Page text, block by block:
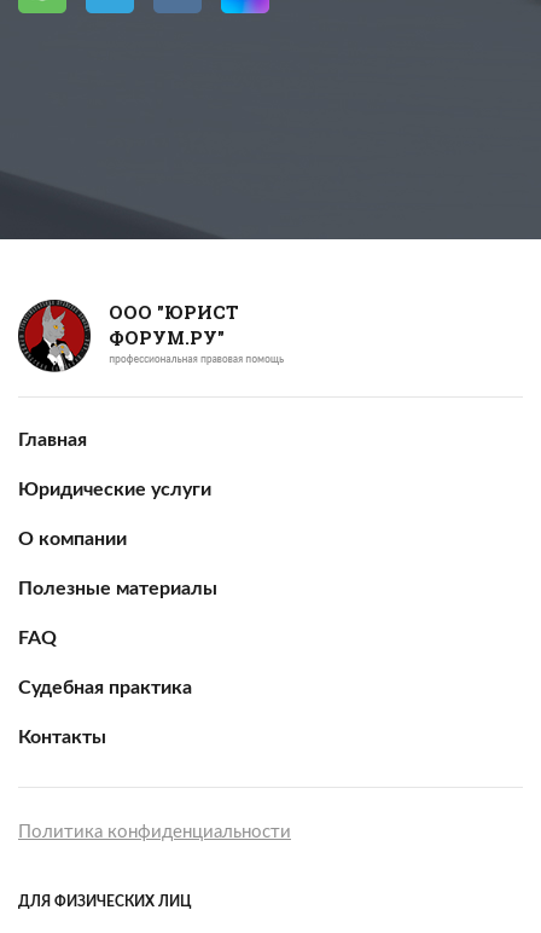
ООО "ЮРИСТ
ФОРУМ.РУ"
Главная
Юридические услуги
О компании
Полезные материалы
FAQ
Судебная практика
Контакты
Политика конфиденциальности
ДЛЯ ФИЗИЧЕСКИХ ЛИЦ